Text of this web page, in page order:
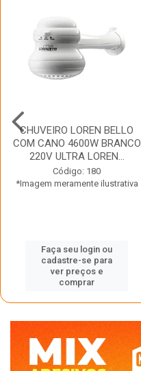
CHUVEIRO LOREN BELLO
COM CANO 4600W BRANCO
220V ULTRA LOREN...
Código: 180
*Imagem meramente ilustrativa
Faça seu login ou
cadastre-se para
ver preços e
comprar